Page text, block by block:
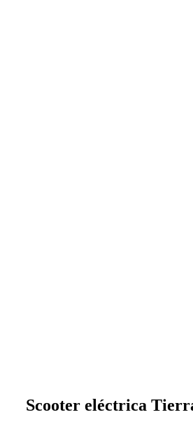
Scooter eléctrica